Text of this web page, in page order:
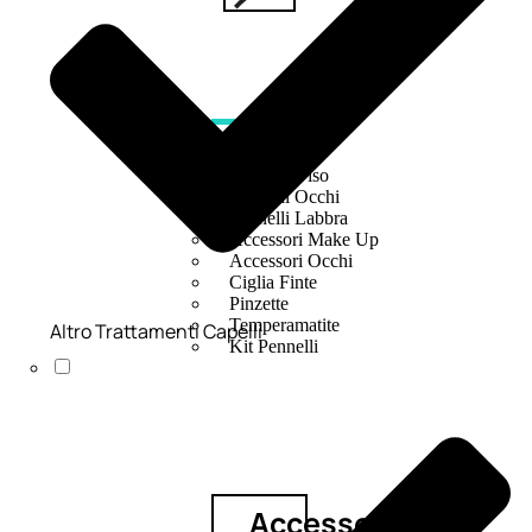
Pennelli Viso
Pennelli Occhi
Pennelli Labbra
Accessori Make Up
Accessori Occhi
Ciglia Finte
Pinzette
Temperamatite
Kit Pennelli
Accessori
Altro Trattamenti Capelli